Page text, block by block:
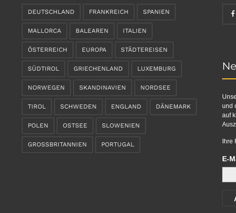
DEUTSCHLAND FRANKREICH SPANIEN
MALLORCA BALEAREN ITALIEN
ÖSTERREICH EUROPA STÄDTEREISEN
SÜDTIROL GRIECHENLAND LUXEMBURG
NORWEGEN SKANDINAVIEN NORDSEE
TIROL SCHWEDEN ENGLAND DÄNEMARK
POLEN OSTSEE SLOWENIEN
GROSSBRITANNIEN PORTUGAL
und
auf
E-